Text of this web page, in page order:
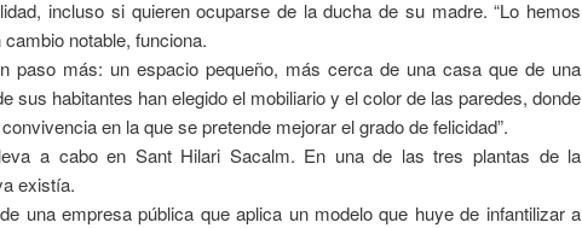
incluso si quieren ocuparse de la ducha de su madre. “Lo hemos
notable, funciona.
paso más: un espacio pequeño, más cerca de una casa que de una
sus habitantes han elegido el mobiliario y el color de las paredes, donde
en la que se pretende mejorar el grado de felicidad”.
a cabo en Sant Hilari Sacalm. En una de las tres plantas de la
existía.
una empresa pública que aplica un modelo que huye de infantilizar a